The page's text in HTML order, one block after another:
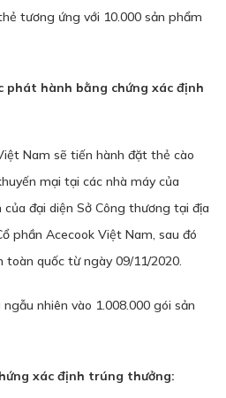
tương ứng với 10.000 sản phẩm
phát hành bằng chứng xác định
Nam sẽ tiến hành đặt thẻ cào
mại tại các nhà máy của
đại diện Sở Công thương tại địa
phần Acecook Việt Nam, sau đó
quốc từ ngày 09/11/2020.
nhiên vào 1.008.000 gói sản
xác định trúng thưởng: